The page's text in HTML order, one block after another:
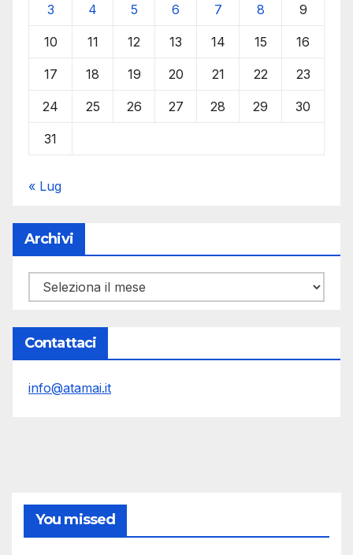
3 4 5 6 7 8 9
10 11 12 13 14 15 16
17 18 19 20 21 22 23
24 25 26 27 28 29 30
31
« Lug
Archivi
Archivi
Contattaci
info@atamai.it
You missed